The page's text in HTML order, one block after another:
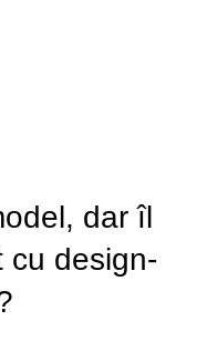
dar îl
cu design-